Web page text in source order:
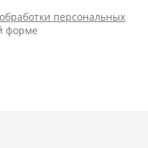
персональных
форме